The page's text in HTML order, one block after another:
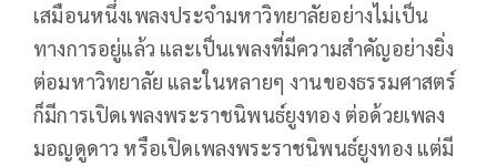
เสมือนหนึ่งเพลงประจำมหาวิทยาลัยอย่างไม่เป็น
ทางการอยู่แล้ว และเป็นเพลงที่มีความสำคัญอย่างยิ่ง
ต่อมหาวิทยาลัย และในหลายๆ งานของธรรมศาสตร์
ก็มีการเปิดเพลงพระราชนิพนธ์ยูงทอง ต่อด้วยเพลง
มอญดูดาว หรือเปิดเพลงพระราชนิพนธ์ยูงทอง แต่มี